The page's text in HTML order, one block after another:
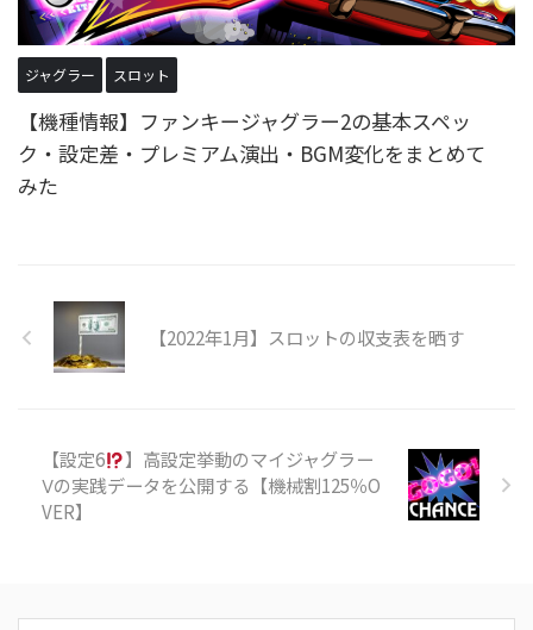
ジャグラー スロット
【機種情報】ファンキージャグラー2の基本スペッ
ク・設定差・プレミアム演出・BGM変化をまとめて
みた
【2022年1月】スロットの収支表を晒す
【設定6
】高設定挙動のマイジャグラー
Ⅴの実践データを公開する【機械割125％O
VER】